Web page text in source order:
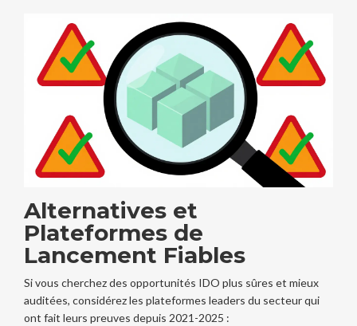
Alternatives et
Plateformes de
Lancement Fiables
Si vous cherchez des opportunités IDO plus sûres et mieux
auditées, considérez les plateformes leaders du secteur qui
ont fait leurs preuves depuis 2021-2025 :